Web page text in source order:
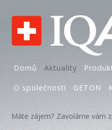
Domů Aktuality
O společnosti GETON
Máte zájem? Zavoláme vám